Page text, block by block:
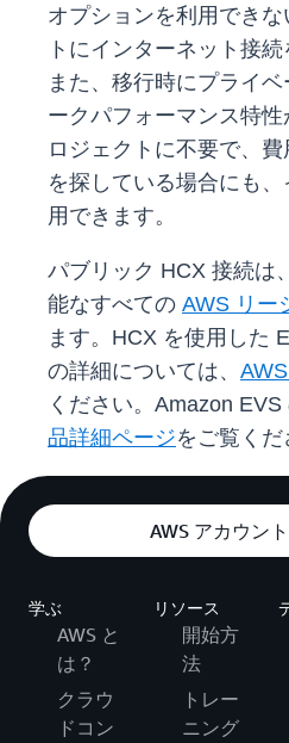
オプションを利用でき
トにインターネット接
また、移行時にプライ
ークパフォーマンス特
ロジェクトに不要で、
を探している場合にも
用できます。
パブリック HCX 接続は
能なすべての AWS リー
ます。HCX を使用した
の詳細については、
ください。Amazon EVS
品詳細ページをご覧くだ
AWS アカウン
学ぶ
AWS と
は？
クラウ
ドコン
リソース
開始方
法
トレー
ニング